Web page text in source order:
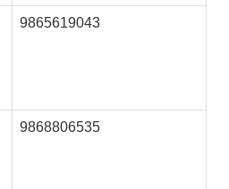
9865619043
9868806535